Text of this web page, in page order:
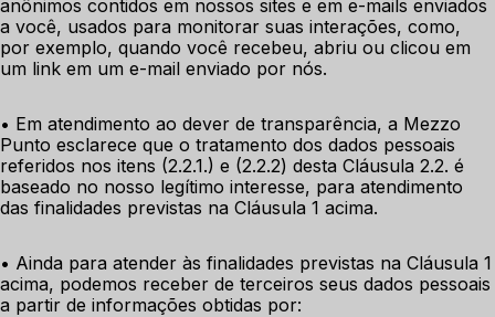
anônimos contidos em nossos sites e em e-mails enviados
a você, usados para monitorar suas interações, como,
por exemplo, quando você recebeu, abriu ou clicou em
um link em um e-mail enviado por nós.
• Em atendimento ao dever de transparência, a Mezzo
Punto esclarece que o tratamento dos dados pessoais
referidos nos itens (2.2.1.) e (2.2.2) desta Cláusula 2.2. é
baseado no nosso legítimo interesse, para atendimento
das finalidades previstas na Cláusula 1 acima.
• Ainda para atender às finalidades previstas na Cláusula 1
acima, podemos receber de terceiros seus dados pessoais
a partir de informações obtidas por: